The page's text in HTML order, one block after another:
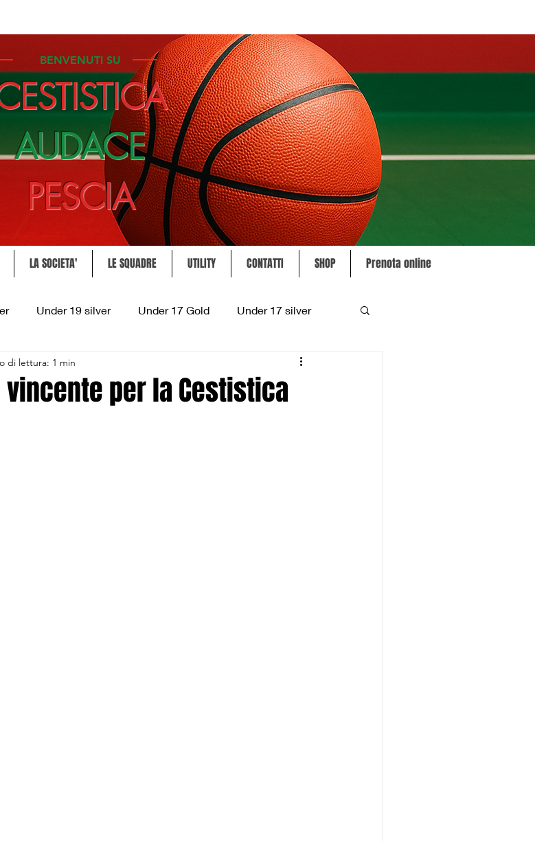
BENVENUTI SU
AUDACE
PESCIA
LA SOCIETA' LE SQUADRE UTILITY CONTATTI SHOP Prenota online
Under 19 silver Under 17 Gold Under 17 silver
13 Silver Esordienti
vincente per la Cestistica
di lettura: 1 min